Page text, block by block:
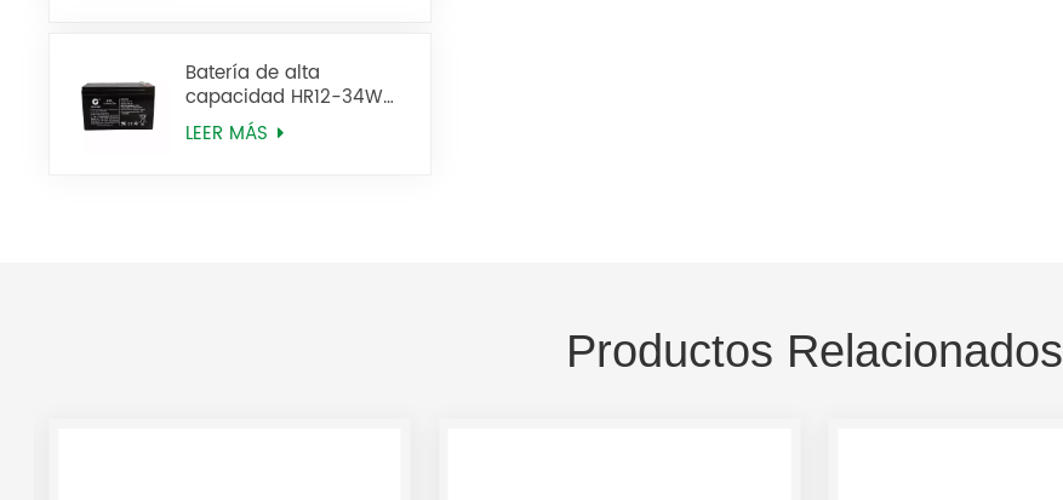
Batería de alta
capacidad HR12-34W
de 12 V y 9 Ah, HR12-9
SLA Agm
LEER MÁS
Productos Relacionados